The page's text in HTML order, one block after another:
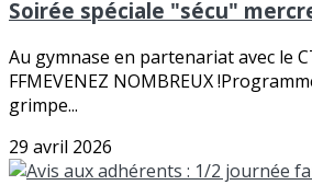
Soirée spéciale "sécu"
Au gymnase en partenariat avec le
FFMEVENEZ NOMBREUX
grimpe...
29 avril 2026